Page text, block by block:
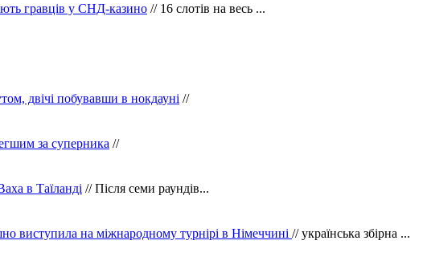
гравців у СНД-казино // 16 слотів на весь ...
двічі побувавши в нокдауні //
за суперника //
в Таїланді // Після семи раундів...
виступила на міжнародному турнірі в Німеччині // українська збірна ...